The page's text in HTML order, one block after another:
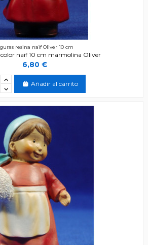
resina naïf Oliver 10 cm
color naïf 10 cm marmolina Oliver
6,80 €
Añadir al carrito